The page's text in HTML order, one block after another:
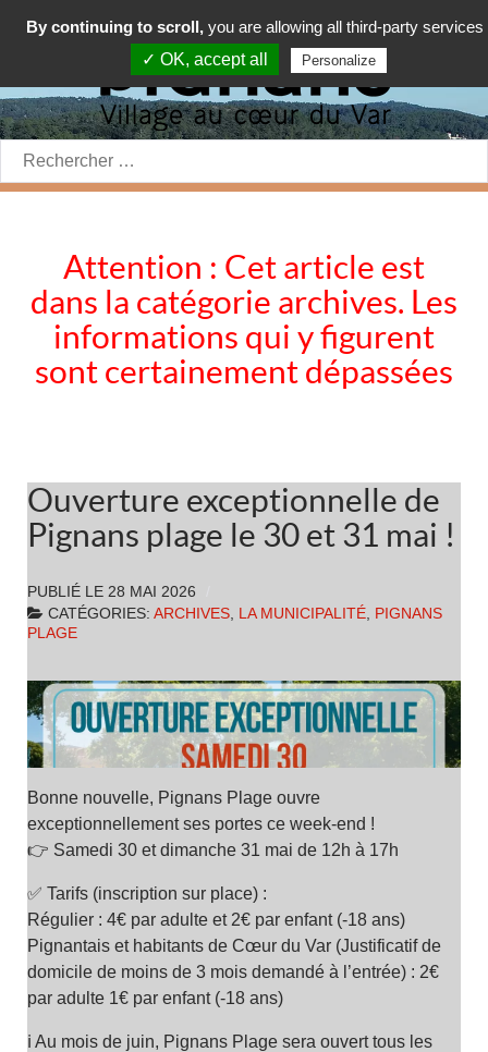
Rechercher:
Attention : Cet article est
dans la catégorie archives. Les
informations qui y figurent
sont certainement dépassées
Ouverture exceptionnelle de
Pignans plage le 30 et 31 mai !
PUBLIÉ LE 28 MAI 2026
CATÉGORIES: ARCHIVES, LA MUNICIPALITÉ, PIGNANS
PLAGE
Bonne nouvelle, Pignans Plage ouvre
exceptionnellement ses portes ce week-end !
👉 Samedi 30 et dimanche 31 mai de 12h à 17h
✅ Tarifs (inscription sur place) :
Régulier : 4€ par adulte et 2€ par enfant (-18 ans)
Pignantais et habitants de Cœur du Var (Justificatif de
domicile de moins de 3 mois demandé à l’entrée) : 2€
par adulte 1€ par enfant (-18 ans)
ℹ️ Au mois de juin, Pignans Plage sera ouvert tous les
By continuing to scroll, you are allowing all third-party services
✓ OK, accept all
Personalize